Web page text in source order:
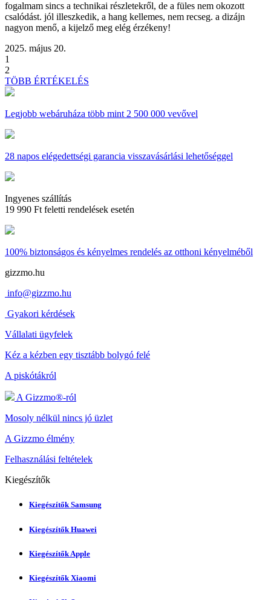
fogalmam sincs a technikai részletekről, de a füles nem okozott
csalódást. jól illeszkedik, a hang kellemes, nem recseg. a dizájn
nagyon menő, a kijelző meg elég érzékeny!
2025. május 20.
1
2
TÖBB ÉRTÉKELÉS
Legjobb webáruháza több mint 2 500 000 vevővel
28 napos elégedettségi garancia visszavásárlási lehetőséggel
Ingyenes szállítás
19 990 Ft feletti rendelések esetén
100% biztonságos és kényelmes rendelés az otthoni kényelméből
gizzmo.hu
info@gizzmo.hu
Gyakori kérdések
Vállalati ügyfelek
Kéz a kézben egy tisztább bolygó felé
A piskótákról
A Gizzmo®-ról
Mosoly nélkül nincs jó üzlet
A Gizzmo élmény
Felhasználási feltételek
Kiegészítők
Kiegészítők Samsung
Kiegészítők Huawei
Kiegészítők Apple
Kiegészítők Xiaomi